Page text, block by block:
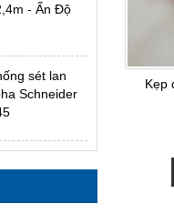
Kẹp
- Ấn Độ
sét lan
Schneider